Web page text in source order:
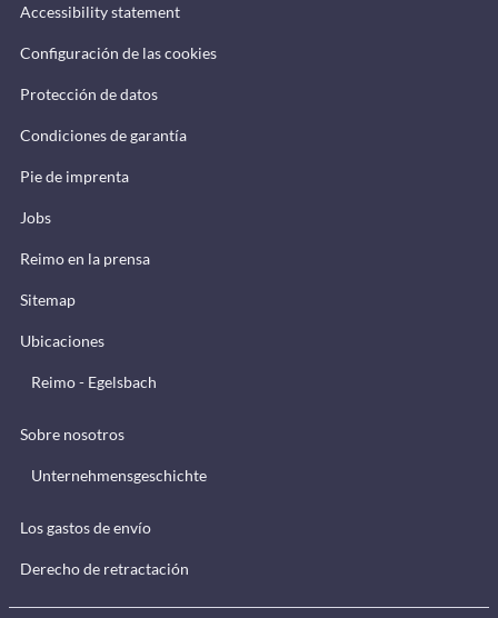
Accessibility statement
Configuración de las cookies
Protección de datos
Condiciones de garantía
Pie de imprenta
Jobs
Reimo en la prensa
Sitemap
Ubicaciones
Reimo - Egelsbach
Sobre nosotros
Unternehmensgeschichte
Los gastos de envío
Derecho de retractación